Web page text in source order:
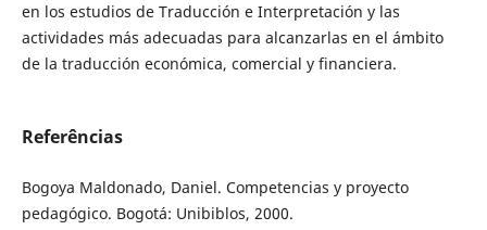
en los estudios de Traducción e Interpretación y las
actividades más adecuadas para alcanzarlas en el ámbito
de la traducción económica, comercial y financiera.
Referências
Bogoya Maldonado, Daniel. Competencias y proyecto
pedagógico. Bogotá: Unibiblos, 2000.